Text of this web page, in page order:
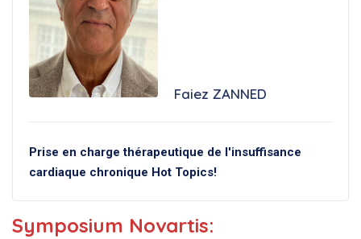
Faiez ZANNED
Prise en charge thérapeutique de l'insuffisance
cardiaque chronique Hot Topics!
Symposium Novartis: